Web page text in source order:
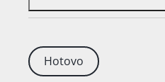
Hotovo